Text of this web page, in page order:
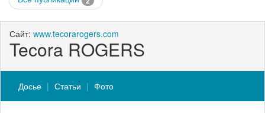
Сайт: www.tecorarogers.com
Tecora ROGERS
Досье Статьи Фото